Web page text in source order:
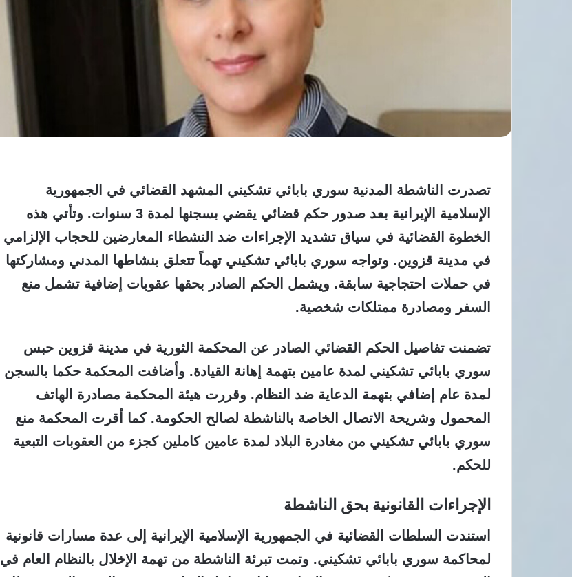
تصدرت الناشطة المدنية سوري بابائي تشكيني المشهد القضائي في الجمهورية
الإسلامية الإيرانية بعد صدور حكم قضائي يقضي بسجنها لمدة 3 سنوات. وتأتي هذه
الخطوة القضائية في سياق تشديد الإجراءات ضد النشطاء المعارضين للحجاب الإلزامي
في مدينة قزوين. وتواجه سوري بابائي تشكيني تهماً تتعلق بنشاطها المدني ومشاركتها
في حملات احتجاجية سابقة. ويشمل الحكم الصادر بحقها عقوبات إضافية تشمل منع
السفر ومصادرة ممتلكات شخصية.
تضمنت تفاصيل الحكم القضائي الصادر عن المحكمة الثورية في مدينة قزوين حبس
سوري بابائي تشكيني لمدة عامين بتهمة إهانة القيادة. وأضافت المحكمة حكما بالسجن
لمدة عام إضافي بتهمة الدعاية ضد النظام. وقررت هيئة المحكمة مصادرة الهاتف
المحمول وشريحة الاتصال الخاصة بالناشطة لصالح الحكومة. كما أقرت المحكمة منع
سوري بابائي تشكيني من مغادرة البلاد لمدة عامين كاملين كجزء من العقوبات التبعية
للحكم.
الإجراءات القانونية بحق الناشطة
استندت السلطات القضائية في الجمهورية الإسلامية الإيرانية إلى عدة مسارات قانونية
لمحاكمة سوري بابائي تشكيني. وتمت تبرئة الناشطة من تهمة الإخلال بالنظام العام في